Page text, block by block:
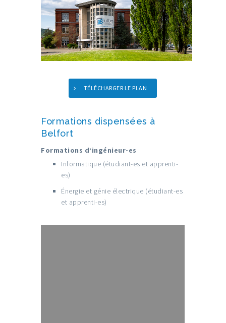
TÉLÉCHARGER LE PLAN
Formations dispensées à
Belfort
Formations d’ingénieur-es
Informatique (étudiant-es et apprenti-
es)
Énergie et génie électrique (étudiant-es
et apprenti-es)